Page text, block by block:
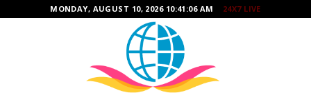
MONDAY, AUGUST 10, 2026 10:41:07 AM 24X7 LIVE